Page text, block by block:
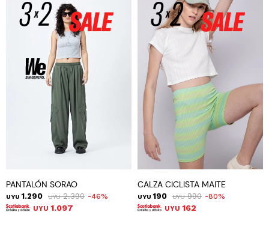
PANTALÓN SORAO
UYU 1.290 UYU 2.390 46
UYU 1.097
CALZA CICLISTA MAITE
UYU 190 UYU 990 80
UYU 162